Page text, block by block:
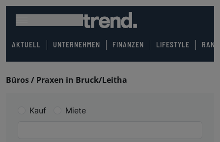
AKTUELL UNTERNEHMEN FINANZEN LIFESTYLE
Büros / Praxen in Bruck/Leitha
Kauf Miete